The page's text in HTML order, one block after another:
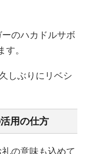
のハカドルサボ
。
しぶりにリベシ
用の仕方
の意味も込めて